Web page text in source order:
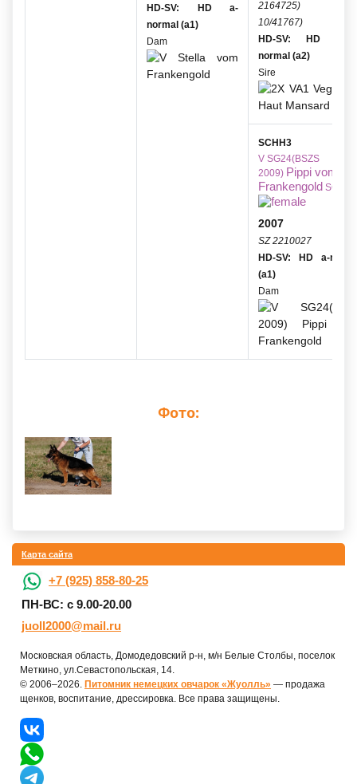
HD-SV: HD a-
normal (a1)
Dam
2164725)
10/41767)
HD-SV: HD a-
normal (a2)
Sire
SCHH3
V SG24(BSZS
2009) Pippi vom
Frankengold
2007
SZ 2210027
HD-SV: HD a-
(a1)
Dam
Фото:
Карта сайта
+7 (925) 858-80-25
ПН-ВС: с 9.00-20.00
juoll2000@mail.ru
Московская область, Домодедовский р-н, м/н Белые Столбы, поселок
Меткино, ул.Севастопольская, 14.
© 2006–2026. Питомник немецких овчарок «Жуолль» — продажа
щенков, воспитание, дрессировка. Все права защищены.